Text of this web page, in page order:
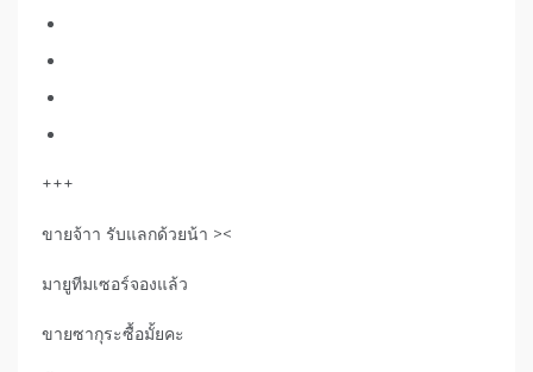
+++
ขายจ้าา รับแลกด้วยน้า ><
มายูทีมเซอร์จองแล้ว
ขายซากุระซื้อมั้ยคะ